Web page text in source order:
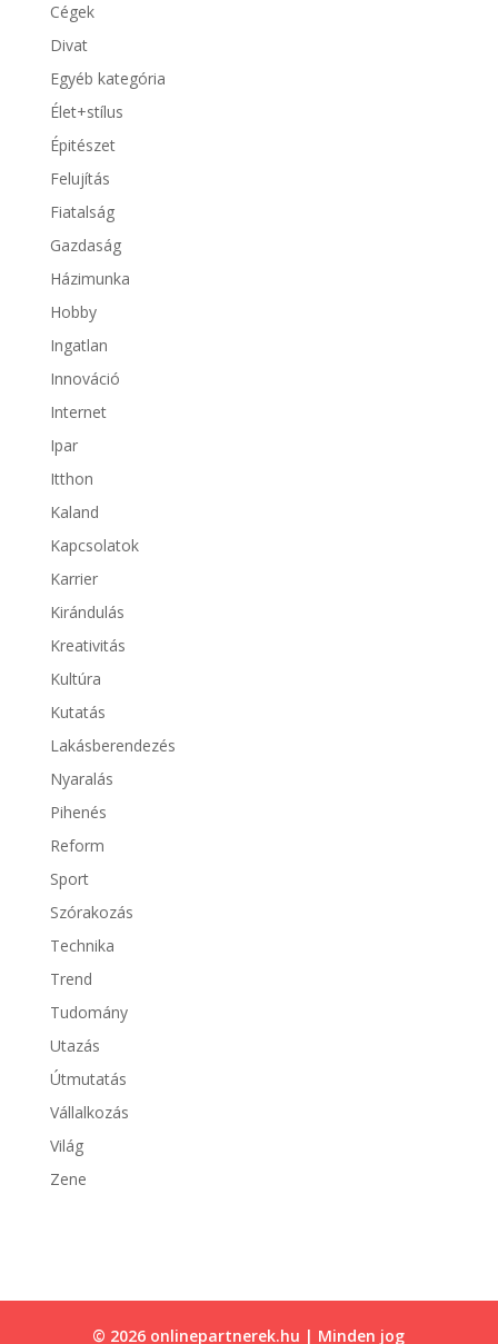
Cégek
Divat
Egyéb kategória
Élet+stílus
Épitészet
Felujítás
Fiatalság
Gazdaság
Házimunka
Hobby
Ingatlan
Innováció
Internet
Ipar
Itthon
Kaland
Kapcsolatok
Karrier
Kirándulás
Kreativitás
Kultúra
Kutatás
Lakásberendezés
Nyaralás
Pihenés
Reform
Sport
Szórakozás
Technika
Trend
Tudomány
Utazás
Útmutatás
Vállalkozás
Világ
Zene
© 2026 onlinepartnerek.hu | Minden jog